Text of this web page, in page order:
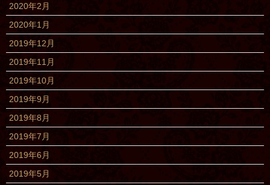
2020年2月
2020年1月
2019年12月
2019年11月
2019年10月
2019年9月
2019年8月
2019年7月
2019年6月
2019年5月